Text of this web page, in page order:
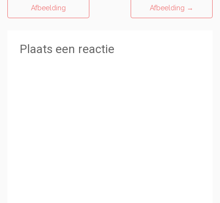
Afbeelding
Afbeelding →
Plaats een reactie